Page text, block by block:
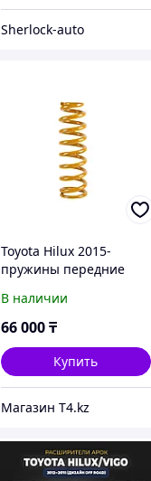
Sherlock-auto
Toyota Hilux 2015-
пружины передние
DOG
В наличии
66 000₸
Купить
Магазин T4.kz